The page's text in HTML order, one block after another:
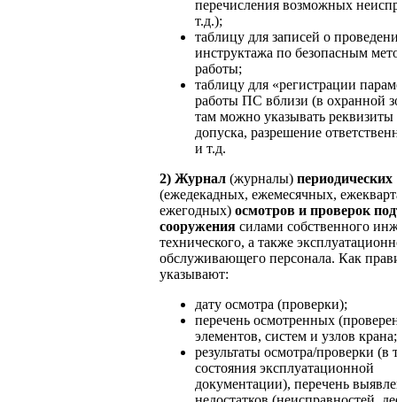
перечисления возможных
т.д.);
таблицу для записей о
инструктажа по безопасным
работы;
таблицу для «регистрации
работы ПС вблизи (в охранной
там можно указывать реквизиты
допуска, разрешение
и т.д.
2) Журнал (журналы) периодических
(ежедекадных, ежемесячных,
ежегодных) осмотров и проверок
сооружения силами собственного
технического, а также
обслуживающего персонала. Как
указывают:
дату осмотра (проверки);
перечень осмотренных
элементов, систем и узлов крана;
результаты осмотра/проверки (в
состояния эксплуатационной
документации), перечень